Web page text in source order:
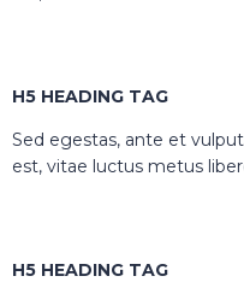
H5 HEADING TAG
Sed egestas, ante et
est, vitae luctus metus
H5 HEADING TAG